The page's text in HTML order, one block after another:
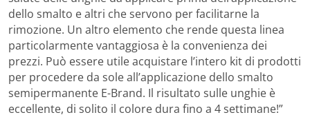
dello smalto e altri che servono per facilitarne la
rimozione. Un altro elemento che rende questa linea
particolarmente vantaggiosa è la convenienza dei
prezzi. Può essere utile acquistare l’intero kit di prodotti
per procedere da sole all’applicazione dello smalto
semipermanente E-Brand. Il risultato sulle unghie è
eccellente, di solito il colore dura fino a 4 settimane!”